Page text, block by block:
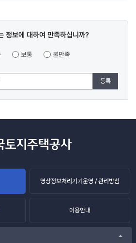
정보에 대하여 만족하십니까?
보통
불만족
등록
영상정보처리기기운영 / 관리방침
이용안내